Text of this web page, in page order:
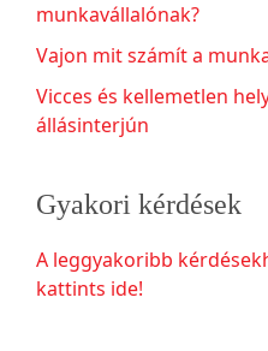
munkavállalónak?
Vajon mit számít a
Vicces és kellemetlen
állásinterjún
Gyakori kérdések
A leggyakoribb
kattints ide!